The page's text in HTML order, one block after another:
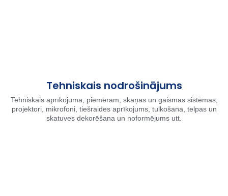
Tehniskais nodrošinājums
Tehniskais aprīkojuma, piemēram, skaņas un gaismas sistēmas,
projektori, mikrofoni, tiešraides aprīkojums, tulkošana, telpas un
skatuves dekorēšana un noformējums utt.